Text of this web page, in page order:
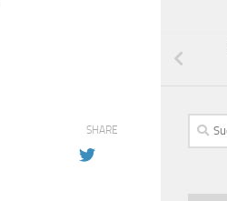
SHARE
Suchen
nach: